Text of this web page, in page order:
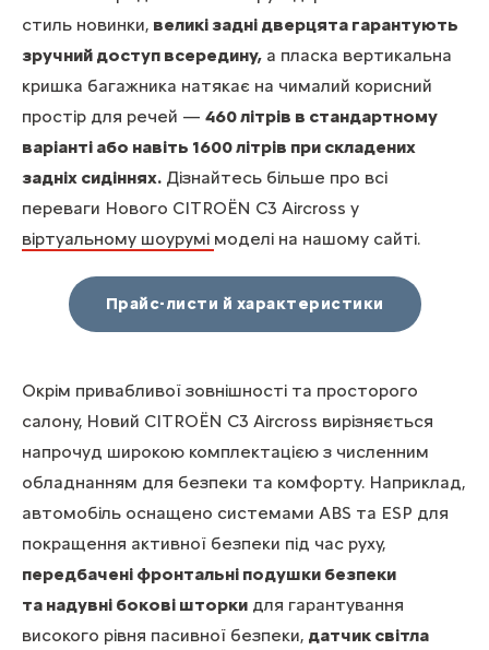
стиль новинки, великі задні дверцята гарантують
зручний доступ всередину, а пласка вертикальна
кришка багажника натякає на чималий корисний
простір для речей — 460 літрів в стандартному
варіанті або навіть 1600 літрів при складених
задніх сидіннях. Дізнайтесь більше про всі
переваги Нового CITROЁN C3 Aircross у
віртуальному шоурумі моделі на нашому сайті.
Прайс-листи й характеристики
Окрім привабливої зовнішності та просторого
салону, Новий CITROЁN C3 Aircross вирізняється
напрочуд широкою комплектацією з численним
обладнанням для безпеки та комфорту. Наприклад,
автомобіль оснащено системами ABS та ESP для
покращення активної безпеки під час руху,
передбачені фронтальні подушки безпеки
та надувні бокові шторки для гарантування
високого рівня пасивної безпеки, датчик світла